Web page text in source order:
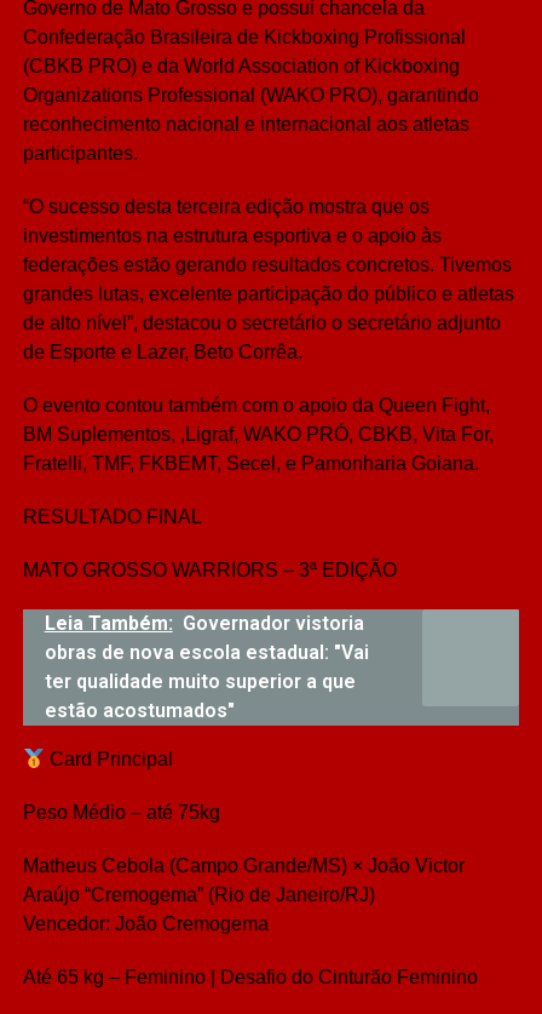
Governo de Mato Grosso e possui chancela da
Confederação Brasileira de Kickboxing Profissional
(CBKB PRO) e da World Association of Kickboxing
Organizations Professional (WAKO PRO), garantindo
reconhecimento nacional e internacional aos atletas
participantes.
“O sucesso desta terceira edição mostra que os
investimentos na estrutura esportiva e o apoio às
federações estão gerando resultados concretos. Tivemos
grandes lutas, excelente participação do público e atletas
de alto nível”, destacou o secretário o secretário adjunto
de Esporte e Lazer, Beto Corrêa.
O evento contou também com o apoio da Queen Fight,
BM Suplementos, ,Ligraf, WAKO PRÓ, CBKB, Vita For,
Fratelli, TMF, FKBEMT, Secel, e Pamonharia Goiana.
RESULTADO FINAL
MATO GROSSO WARRIORS – 3ª EDIÇÃO
Leia Também: Governador vistoria
obras de nova escola estadual: "Vai
ter qualidade muito superior a que
estão acostumados"
Card Principal
Peso Médio – até 75kg
Matheus Cebola (Campo Grande/MS) × João Victor
Araújo “Cremogema” (Rio de Janeiro/RJ)
Vencedor: João Cremogema
Até 65 kg – Feminino | Desafio do Cinturão Feminino